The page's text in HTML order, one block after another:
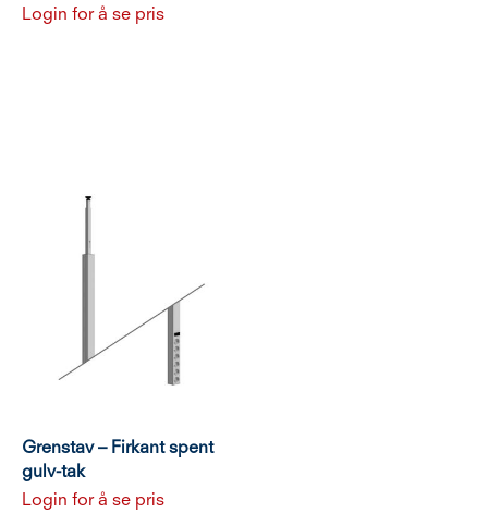
Login for å se pris
Grenstav – Firkant spent
gulv-tak
Login for å se pris